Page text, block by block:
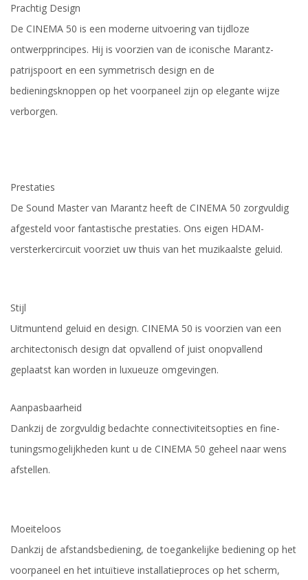
Prachtig Design
De CINEMA 50 is een moderne uitvoering van tijdloze
ontwerpprincipes. Hij is voorzien van de iconische Marantz-
patrijspoort en een symmetrisch design en de
bedieningsknoppen op het voorpaneel zijn op elegante wijze
verborgen.
Prestaties
De Sound Master van Marantz heeft de CINEMA 50 zorgvuldig
afgesteld voor fantastische prestaties. Ons eigen HDAM-
versterkercircuit voorziet uw thuis van het muzikaalste geluid.
Stijl
Uitmuntend geluid en design. CINEMA 50 is voorzien van een
architectonisch design dat opvallend of juist onopvallend
geplaatst kan worden in luxueuze omgevingen.
Aanpasbaarheid
Dankzij de zorgvuldig bedachte connectiviteitsopties en fine-
tuningsmogelijkheden kunt u de CINEMA 50 geheel naar wens
afstellen.
Moeiteloos
Dankzij de afstandsbediening, de toegankelijke bediening op het
voorpaneel en het intuïtieve installatieproces op het scherm,